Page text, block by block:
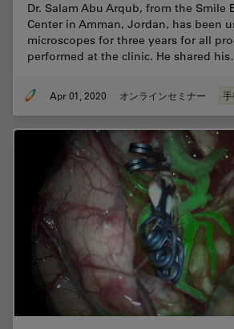
Dr. Salam Abu Arqub, from the Smile
Center in Amman, Jordan, has been
microscopes for three years for all
performed at the clinic. He shared
Apr 01, 2020 オンラインセミナー